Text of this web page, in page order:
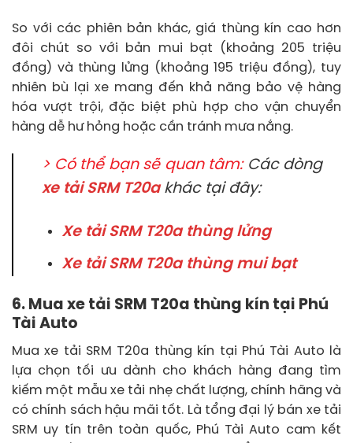
So với các phiên bản khác, giá thùng kín cao hơn
đôi chút so với bản mui bạt (khoảng 205 triệu
đồng) và thùng lửng (khoảng 195 triệu đồng), tuy
nhiên bù lại xe mang đến khả năng bảo vệ hàng
hóa vượt trội, đặc biệt phù hợp cho vận chuyển
hàng dễ hư hỏng hoặc cần tránh mưa nắng.
> Có thể bạn sẽ quan tâm:Các dòng
xe tải SRM T20akhác tại đây:
Xe tải SRM T20a thùng lửng
Xe tải SRM T20a thùng mui bạt
6. Mua xe tải SRM T20a thùng kín tại Phú
Tài Auto
Mua xe tải SRM T20a thùng kín tại Phú Tài Auto là
lựa chọn tối ưu dành cho khách hàng đang tìm
kiếm một mẫu xe tải nhẹ chất lượng, chính hãng và
có chính sách hậu mãi tốt. Là tổng đại lý bán xe tải
SRM uy tín trên toàn quốc, Phú Tài Auto cam kết